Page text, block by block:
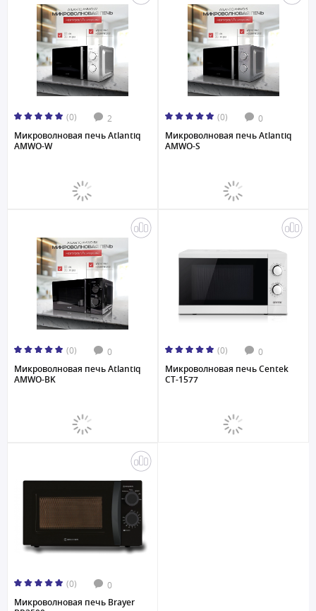
(0) 2
Микроволновая печь Atlantiq
AMWO-W
(0) 0
Микроволновая печь Atlantiq
AMWO-S
(0) 0
Микроволновая печь Atlantiq
AMWO-BK
(0) 0
Микроволновая печь Centek
CT-1577
(0) 0
Микроволновая печь Brayer